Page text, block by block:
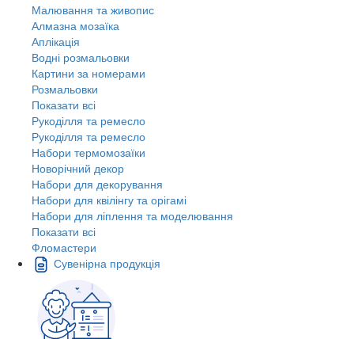
Малювання та живопис
Алмазна мозаїка
Аплікація
Водні розмальовки
Картини за номерами
Розмальовки
Показати всі
Рукоділля та ремесло
Рукоділля та ремесло
Набори термомозаїки
Новорічний декор
Набори для декорування
Набори для квілінгу та орігамі
Набори для ліплення та моделювання
Показати всі
Фломастери
Сувенірна продукція